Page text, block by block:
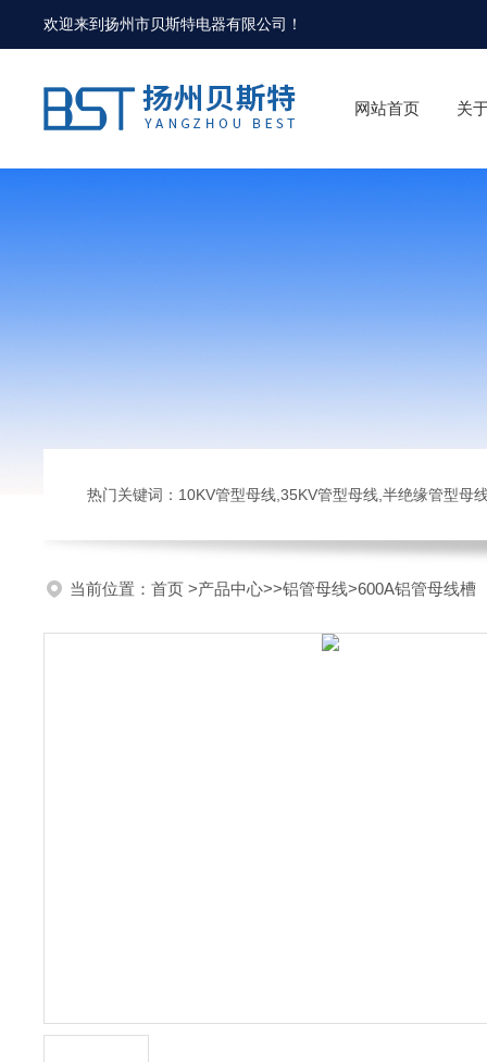
欢迎来到扬州市贝斯特电器有限公司 ！
网站首页 关
热门关键词：10KV管型母线,35KV管型母线,半绝缘管型母
当前位置： 首页 >产品中心>>铝管母线>600A铝管母线槽